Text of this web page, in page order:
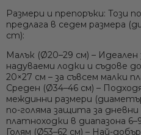
Размери и препоръки: Този
предлага в седем размерa
cm):
Малък (Ø20–29 см) –
надуваеми лодки и съдове
20×27 см – за съвсем малки
Среден (Ø34–46 см) –
междинни размери
по-голяма защита за дневни
платноходки в диапазона
Голям (Ø53–62 см) – Най-